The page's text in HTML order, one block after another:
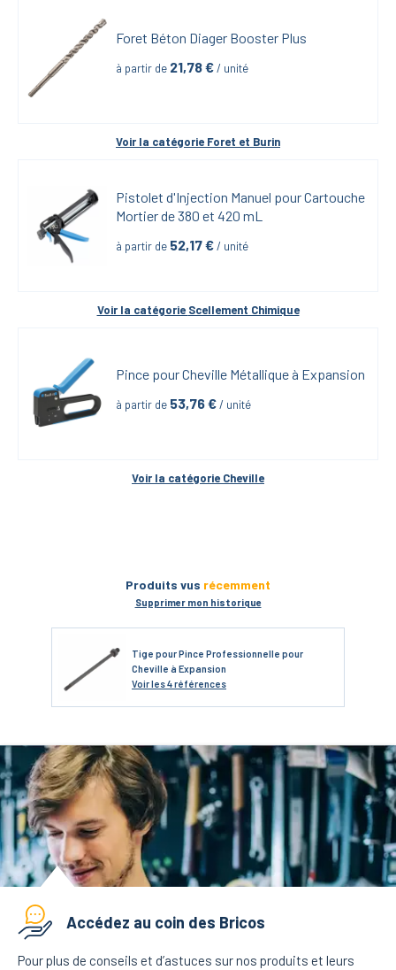
Foret Béton Diager Booster Plus
à partir de 21,78 € / unité
Voir la catégorie Foret et Burin
Pistolet d'Injection Manuel pour Cartouche
Mortier de 380 et 420 mL
à partir de 52,17 € / unité
Voir la catégorie Scellement Chimique
Pince pour Cheville Métallique à Expansion
à partir de 53,76 € / unité
Voir la catégorie Cheville
Produits vus récemment
Supprimer mon historique
Tige pour Pince Professionnelle pour
Cheville à Expansion
Voirles 4 références
Accédez au coin des Bricos
Pour plus de conseils et d’astuces sur nos produits et leurs